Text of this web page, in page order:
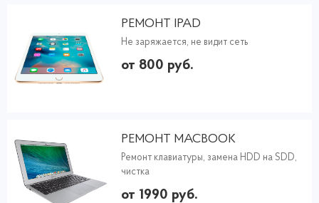
РЕМОНТ IPAD
Не заряжается, не видит сеть
от 800 руб.
РЕМОНТ MACBOOK
Ремонт клавиатуры, замена HDD на SDD,
чистка
от 1990 руб.